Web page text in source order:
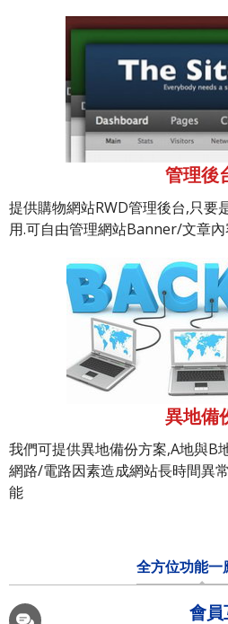
管理後
提供購物網站RWD管理後台,只要
用.可自由管理網站Banner/文章
異地備
我們可提供異地備份方案,A地與B
網路/電路因素造成網站長時間異
能
全方位功能一
會員